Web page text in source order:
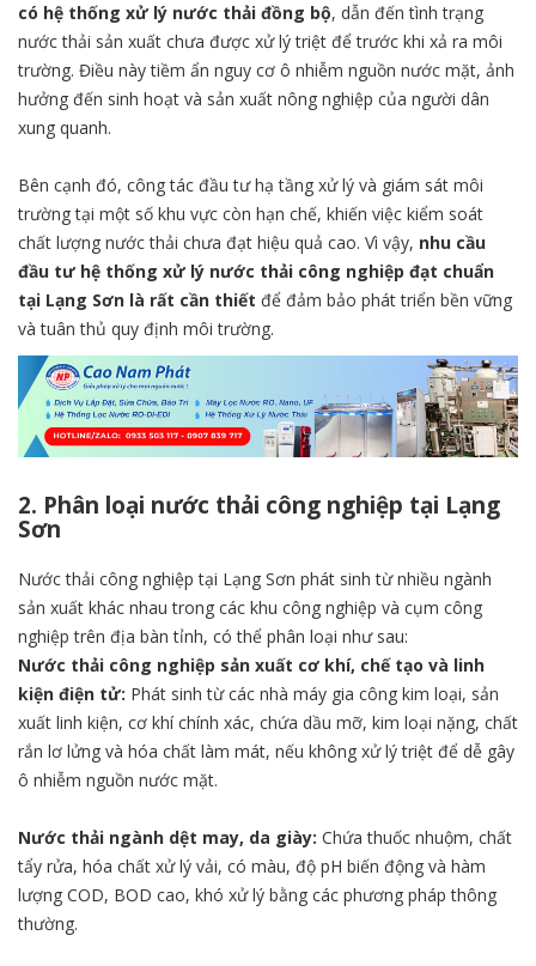
có hệ thống xử lý nước thải đồng bộ, dẫn đến tình trạng
nước thải sản xuất chưa được xử lý triệt để trước khi xả ra môi
trường. Điều này tiềm ẩn nguy cơ ô nhiễm nguồn nước mặt, ảnh
hưởng đến sinh hoạt và sản xuất nông nghiệp của người dân
xung quanh.
Bên cạnh đó, công tác đầu tư hạ tầng xử lý và giám sát môi
trường tại một số khu vực còn hạn chế, khiến việc kiểm soát
chất lượng nước thải chưa đạt hiệu quả cao. Vì vậy, nhu cầu
đầu tư hệ thống xử lý nước thải công nghiệp đạt chuẩn
tại Lạng Sơn là rất cần thiết để đảm bảo phát triển bền vững
và tuân thủ quy định môi trường.
2. Phân loại nước thải công nghiệp tại Lạng
Sơn
Nước thải công nghiệp tại Lạng Sơn phát sinh từ nhiều ngành
sản xuất khác nhau trong các khu công nghiệp và cụm công
nghiệp trên địa bàn tỉnh, có thể phân loại như sau:
Nước thải công nghiệp sản xuất cơ khí, chế tạo và linh
kiện điện tử: Phát sinh từ các nhà máy gia công kim loại, sản
xuất linh kiện, cơ khí chính xác, chứa dầu mỡ, kim loại nặng, chất
rắn lơ lửng và hóa chất làm mát, nếu không xử lý triệt để dễ gây
ô nhiễm nguồn nước mặt.
Nước thải ngành dệt may, da giày: Chứa thuốc nhuộm, chất
tẩy rửa, hóa chất xử lý vải, có màu, độ pH biến động và hàm
lượng COD, BOD cao, khó xử lý bằng các phương pháp thông
thường.